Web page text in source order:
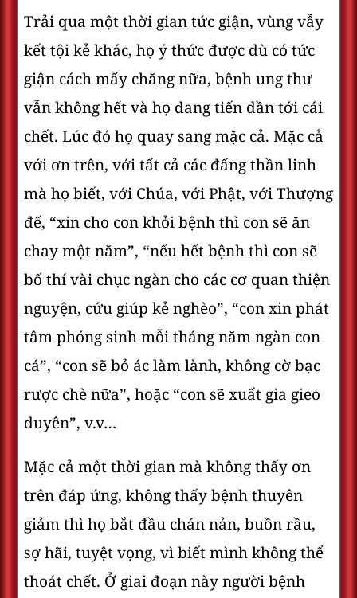
Trải qua một thời gian tức giận, vùng vẫy
kết tội kẻ khác, họ ý thức được dù có tức
giận cách mấy chăng nữa, bệnh ung thư
vẫn không hết và họ đang tiến dần tới cái
chết. Lúc đó họ quay sang mặc cả. Mặc cả
với ơn trên, với tất cả các đấng thần linh
mà họ biết, với Chúa, với Phật, với Thượng
đế, “xin cho con khỏi bệnh thì con sẽ ăn
chay một năm”, “nếu hết bệnh thì con sẽ
bố thí vài chục ngàn cho các cơ quan thiện
nguyện, cứu giúp kẻ nghèo”, “con xin phát
tâm phóng sinh mỗi tháng năm ngàn con
cá”, “con sẽ bỏ ác làm lành, không cờ bạc
rược chè nữa”, hoặc “con sẽ xuất gia gieo
duyên”, v.v…
Mặc cả một thời gian mà không thấy ơn
trên đáp ứng, không thấy bệnh thuyên
giảm thì họ bắt đầu chán nản, buồn rầu,
sợ hãi, tuyệt vọng, vì biết mình không thể
thoát chết. Ở giai đoạn này người bệnh